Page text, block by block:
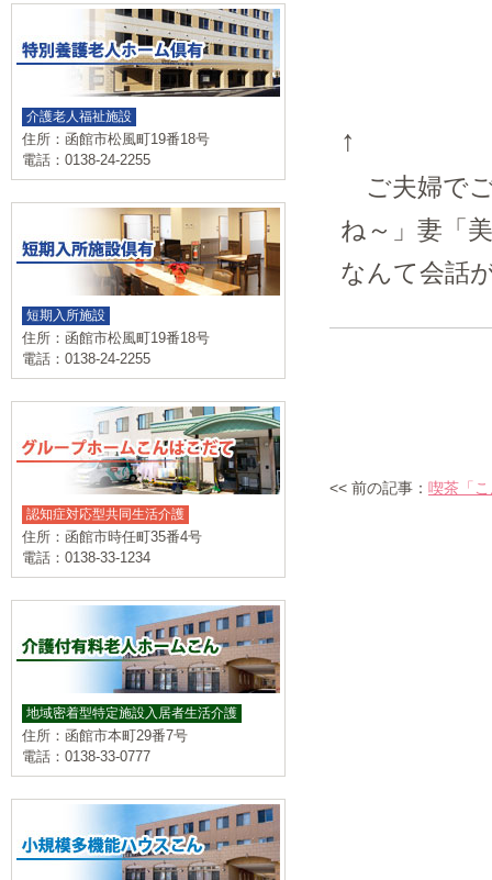
↑
ご夫婦で
ね～」妻「
なんて会話
<< 前の記事： 喫茶「
介護老人福祉施設
住所：函館市松風町19番18号
電話：0138-24-2255
短期入所施設
住所：函館市松風町19番18号
電話：0138-24-2255
認知症対応型共同生活介護
住所：函館市時任町35番4号
電話：0138-33-1234
地域密着型特定施設入居者生活介護
住所：函館市本町29番7号
電話：0138-33-0777